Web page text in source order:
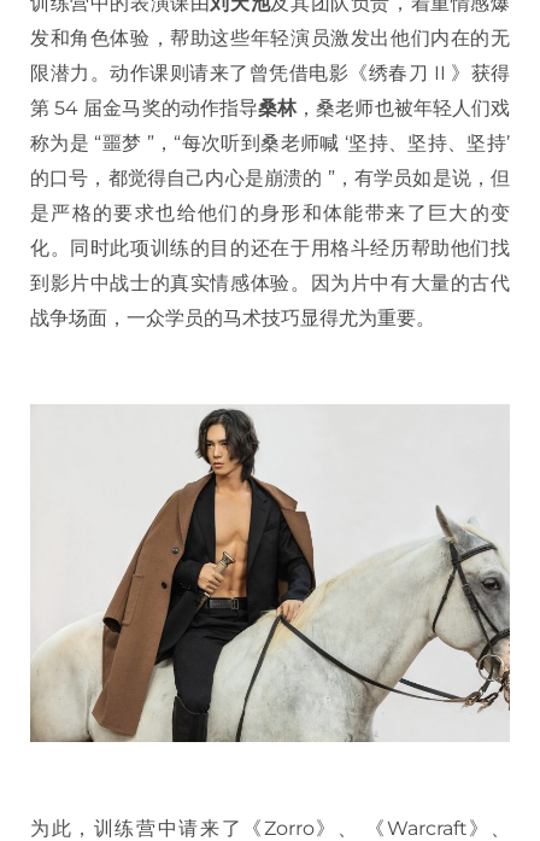
发和角色体验，帮助这些年轻演员激发出他们内在的无
限潜力。动作课则请来了曾凭借电影《绣春刀 II 》获得
第 54 届金马奖的动作指导桑林，桑老师也被年轻人们戏
称为是 “噩梦 ”，“每次听到桑老师喊 ‘坚持、坚持、坚持’
的口号，都觉得自己内心是崩溃的 ”，有学员如是说，但
是严格的要求也给他们的身形和体能带来了巨大的变
化。同时此项训练的目的还在于用格斗经历帮助他们找
到影片中战士的真实情感体验。因为片中有大量的古代
战争场面，一众学员的马术技巧显得尤为重要。
为此，训练营中请来了《Zorro》、 《Warcraft》、